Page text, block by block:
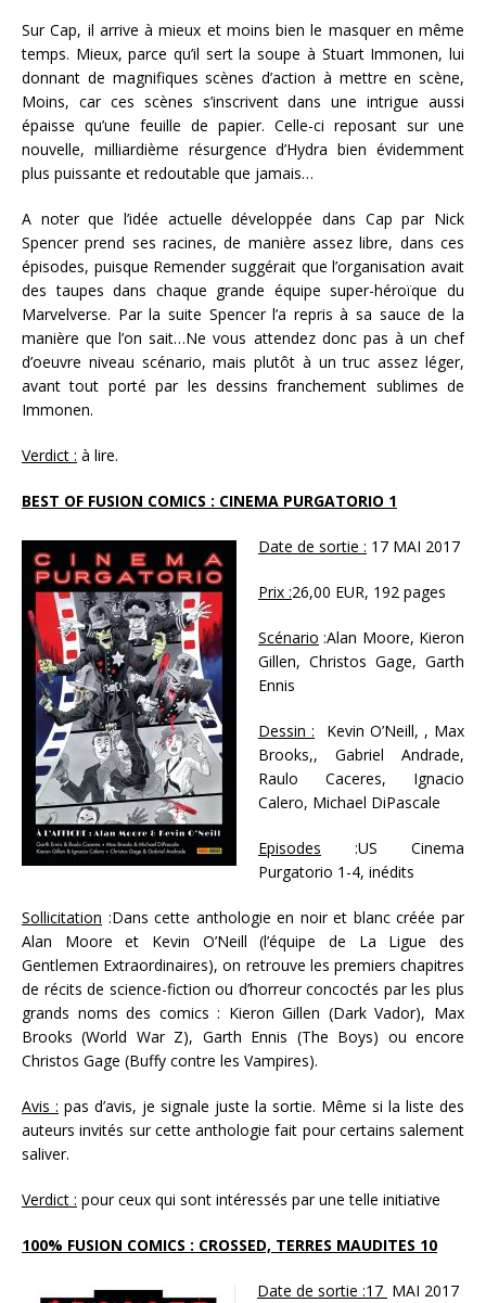
Sur Cap, il arrive à mieux et moins bien le masquer en même
temps. Mieux, parce qu’il sert la soupe à Stuart Immonen, lui
donnant de magnifiques scènes d’action à mettre en scène,
Moins, car ces scènes s’inscrivent dans une intrigue aussi
épaisse qu’une feuille de papier. Celle-ci reposant sur une
nouvelle, milliardième résurgence d’Hydra bien évidemment
plus puissante et redoutable que jamais…
A noter que l’idée actuelle développée dans Cap par Nick
Spencer prend ses racines, de manière assez libre, dans ces
épisodes, puisque Remender suggérait que l’organisation avait
des taupes dans chaque grande équipe super-héroïque du
Marvelverse. Par la suite Spencer l’a repris à sa sauce de la
manière que l’on sait…Ne vous attendez donc pas à un chef
d’oeuvre niveau scénario, mais plutôt à un truc assez léger,
avant tout porté par les dessins franchement sublimes de
Immonen.
Verdict : à lire.
BEST OF FUSION COMICS : CINEMA PURGATORIO 1
Date de sortie : 17 MAI 2017
Prix :26,00 EUR, 192 pages
Scénario :Alan Moore, Kieron
Gillen, Christos Gage, Garth
Ennis
Dessin : Kevin O’Neill, , Max
Brooks,, Gabriel Andrade,
Raulo Caceres, Ignacio
Calero, Michael DiPascale
Episodes :US Cinema
Purgatorio 1-4, inédits
Sollicitation :Dans cette anthologie en noir et blanc créée par
Alan Moore et Kevin O’Neill (l’équipe de La Ligue des
Gentlemen Extraordinaires), on retrouve les premiers chapitres
de récits de science-fiction ou d’horreur concoctés par les plus
grands noms des comics : Kieron Gillen (Dark Vador), Max
Brooks (World War Z), Garth Ennis (The Boys) ou encore
Christos Gage (Buffy contre les Vampires).
Avis : pas d’avis, je signale juste la sortie. Même si la liste des
auteurs invités sur cette anthologie fait pour certains salement
saliver.
Verdict : pour ceux qui sont intéressés par une telle initiative
100% FUSION COMICS : CROSSED, TERRES MAUDITES 10
Date de sortie :17 MAI 2017